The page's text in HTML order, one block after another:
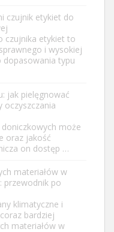
czujnik etykiet do
czujnika etykiet to
i wysokiej
dopasowania typu
jak pielęgnować
oczyszczania
może
oraz jakość
on dostęp …
materiałów w
przewodnik po
klimatyczne i
bardziej
materiałów w